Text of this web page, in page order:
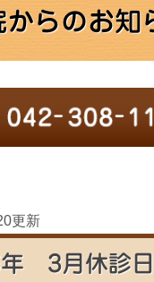
からのお知
更新
3月休診